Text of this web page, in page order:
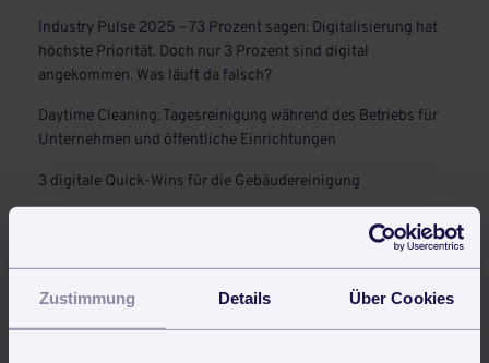
Zustimmung Details Über Cookies
Industry Pulse 2025 – 73 Prozent sagen: Digitalisierung hat
höchste Priorität. Doch nur 3 Prozent sind digital
angekommen. Was läuft da falsch?
Daytime Cleaning: Tagesreinigung während des Betriebs für
Unternehmen und öffentliche Einrichtungen
3 digitale Quick-Wins für die Gebäudereinigung
Wann verfällt Resturlaub?